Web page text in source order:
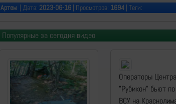
Артем | Дата: 2023-06-16 | Просмотров: 1694 | Теги:
Популярные за сегодня видео
Операторы Центра
"Рубикон" бьют
ВСУ на